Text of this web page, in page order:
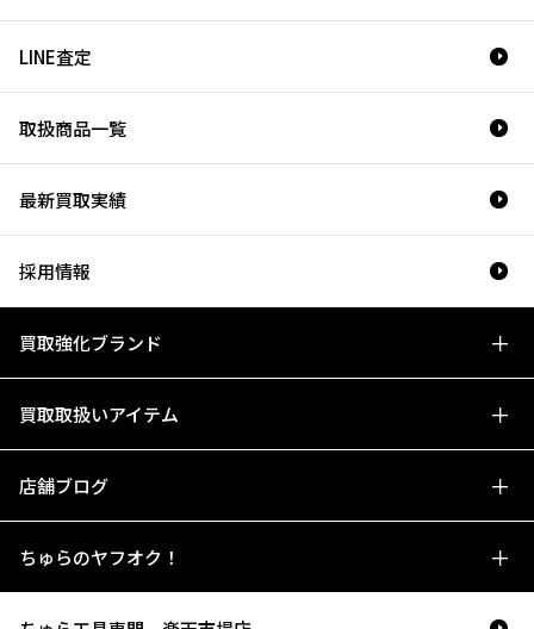
LINE査定
取扱商品一覧
最新買取実績
採用情報
買取強化ブランド
買取取扱いアイテム
店舗ブログ
ちゅらのヤフオク！